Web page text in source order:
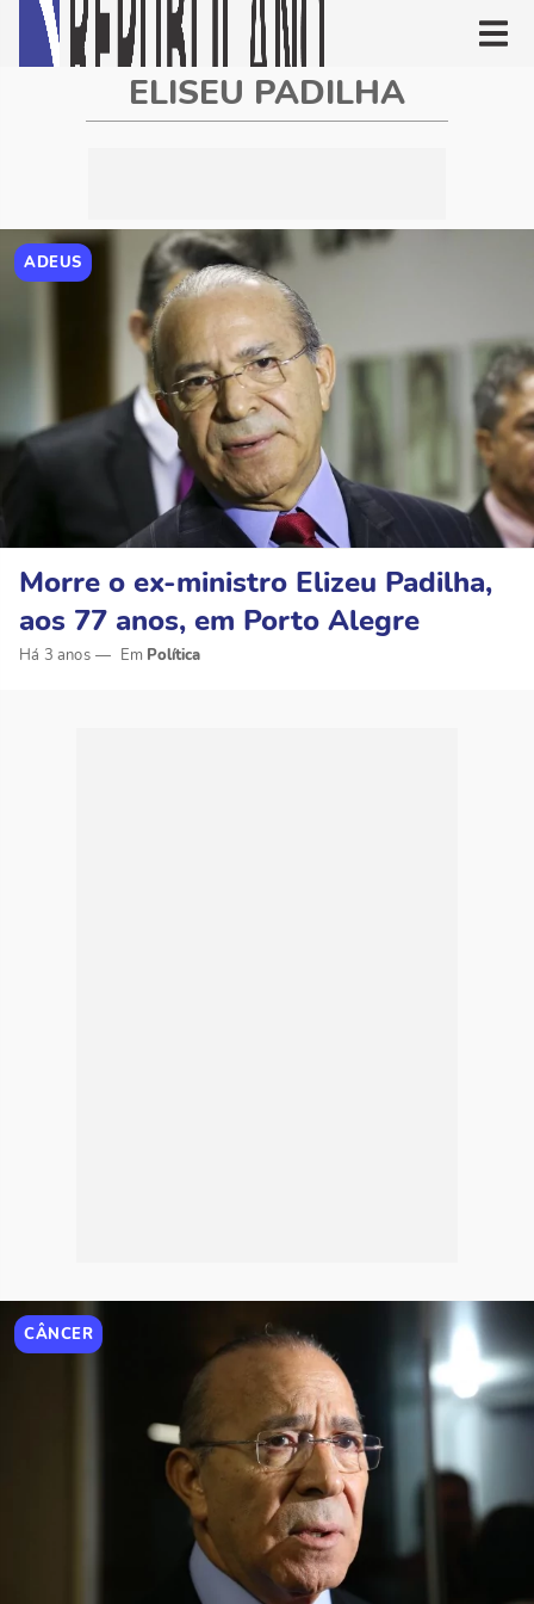
ELISEU PADILHA
ADEUS
Morre o ex-ministro Elizeu Padilha,
aos 77 anos, em Porto Alegre
Há 3 anos Política
CÂNCER